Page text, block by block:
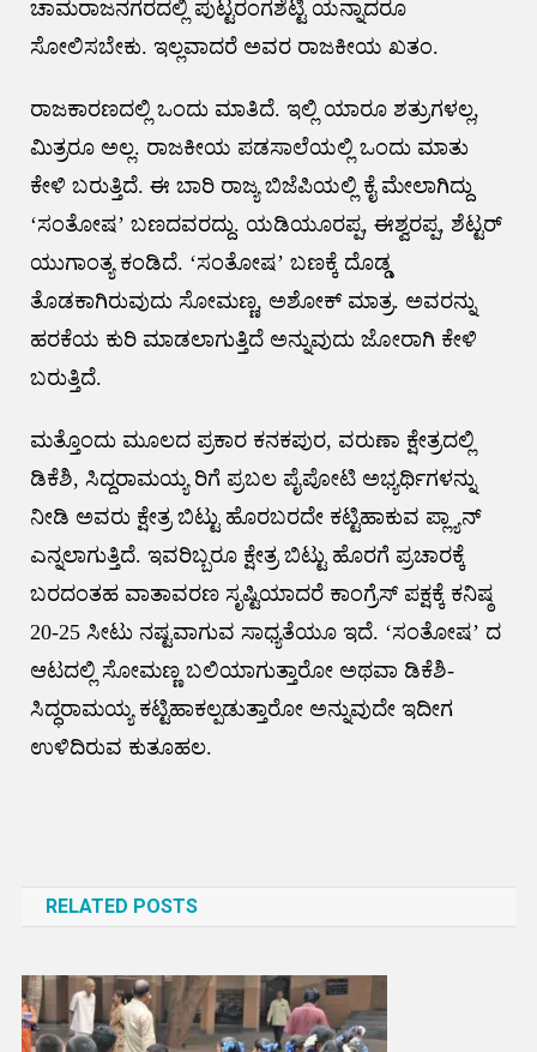
ಚಾಮರಾಜನಗರದಲ್ಲಿ ಪುಟ್ಟರಂಗಶೆಟ್ಟಿ ಯನ್ನಾದರೂ
ಸೋಲಿಸಬೇಕು. ಇಲ್ಲವಾದರೆ ಅವರ ರಾಜಕೀಯ ಖತಂ.
ರಾಜಕಾರಣದಲ್ಲಿ ಒಂದು ಮಾತಿದೆ. ಇಲ್ಲಿ ಯಾರೂ ಶತ್ರುಗಳಲ್ಲ,
ಮಿತ್ರರೂ ಅಲ್ಲ. ರಾಜಕೀಯ ಪಡಸಾಲೆಯಲ್ಲಿ ಒಂದು ಮಾತು
ಕೇಳಿ ಬರುತ್ತಿದೆ. ಈ ಬಾರಿ ರಾಜ್ಯ ಬಿಜೆಪಿಯಲ್ಲಿ ಕೈ ಮೇಲಾಗಿದ್ದು
‘ಸಂತೋಷ’ ಬಣದವರದ್ದು. ಯಡಿಯೂರಪ್ಪ, ಈಶ್ವರಪ್ಪ, ಶೆಟ್ಟರ್
ಯುಗಾಂತ್ಯ ಕಂಡಿದೆ. ‘ಸಂತೋಷ’ ಬಣಕ್ಕೆ ದೊಡ್ಡ
ತೊಡಕಾಗಿರುವುದು ಸೋಮಣ್ಣ, ಅಶೋಕ್ ಮಾತ್ರ. ಅವರನ್ನು
ಹರಕೆಯ ಕುರಿ ಮಾಡಲಾಗುತ್ತಿದೆ ಅನ್ನುವುದು ಜೋರಾಗಿ ಕೇಳಿ
ಬರುತ್ತಿದೆ.
ಮತ್ತೊಂದು ಮೂಲದ ಪ್ರಕಾರ ಕನಕಪುರ, ವರುಣಾ ಕ್ಷೇತ್ರದಲ್ಲಿ
ಡಿಕೆಶಿ, ಸಿದ್ದರಾಮಯ್ಯ ರಿಗೆ ಪ್ರಬಲ ಪೈಪೋಟಿ ಅಭ್ಯರ್ಥಿಗಳನ್ನು
ನೀಡಿ ಅವರು ಕ್ಷೇತ್ರ ಬಿಟ್ಟು ಹೊರಬರದೇ ಕಟ್ಟಿಹಾಕುವ ಪ್ಲ್ಯಾನ್
ಎನ್ನಲಾಗುತ್ತಿದೆ. ಇವರಿಬ್ಬರೂ ಕ್ಷೇತ್ರ ಬಿಟ್ಟು ಹೊರಗೆ ಪ್ರಚಾರಕ್ಕೆ
ಬರದಂತಹ ವಾತಾವರಣ ಸೃಷ್ಟಿಯಾದರೆ ಕಾಂಗ್ರೆಸ್ ಪಕ್ಷಕ್ಕೆ ಕನಿಷ್ಠ
20-25 ಸೀಟು ನಷ್ಟವಾಗುವ ಸಾಧ್ಯತೆಯೂ ಇದೆ. ‘ಸಂತೋಷ’ ದ
ಆಟದಲ್ಲಿ ಸೋಮಣ್ಣ ಬಲಿಯಾಗುತ್ತಾರೋ ಅಥವಾ ಡಿಕೆಶಿ-
ಸಿದ್ಧರಾಮಯ್ಯ ಕಟ್ಟಿಹಾಕಲ್ಪಡುತ್ತಾರೋ ಅನ್ನುವುದೇ ಇದೀಗ
ಉಳಿದಿರುವ ಕುತೂಹಲ.
RELATED POSTS